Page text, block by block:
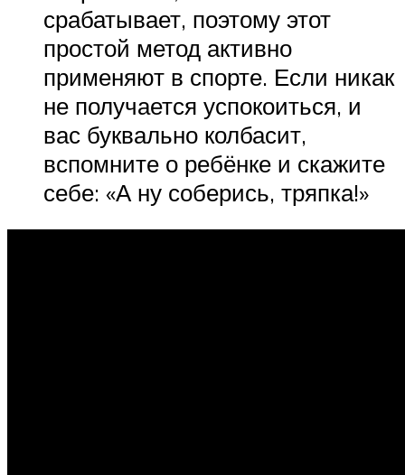
срабатывает, поэтому этот
простой метод активно
применяют в спорте. Если никак
не получается успокоиться, и
вас буквально колбасит,
вспомните о ребёнке и скажите
себе: «А ну соберись, тряпка!»